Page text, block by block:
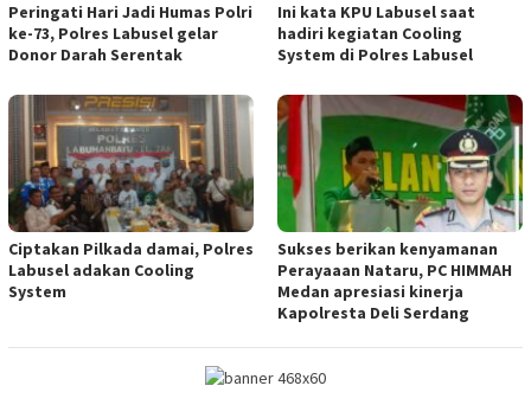
Peringati Hari Jadi Humas Polri
ke-73, Polres Labusel gelar
Donor Darah Serentak
Ini kata KPU Labusel saat
hadiri kegiatan Cooling
System di Polres Labusel
Ciptakan Pilkada damai, Polres
Labusel adakan Cooling
System
Sukses berikan kenyamanan
Perayaaan Nataru, PC HIMMAH
Medan apresiasi kinerja
Kapolresta Deli Serdang